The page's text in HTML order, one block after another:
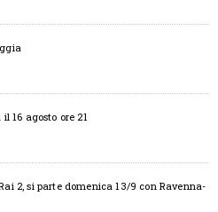
16 agosto ore 21
2, si parte domenica 13/9 con Ravenna-